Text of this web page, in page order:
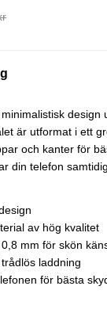
design
är utformat i ett
och kanter för
din telefon
av hög kvalitet
mm för skön
laddning
för bästa